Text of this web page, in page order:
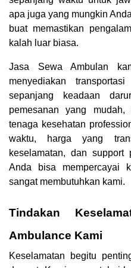
apa juga yang mungkin
buat memastikan
kalah luar biasa.
Jasa Sewa Ambulan
menyediakan
sepanjang keadaan
pemesanan yang mudah,
tenaga kesehatan
waktu, harga yang
keselamatan, dan support
Anda bisa mempercayai
sangat membutuhkan kami.
Tindakan
Ambulance Kami
Keselamatan begitu